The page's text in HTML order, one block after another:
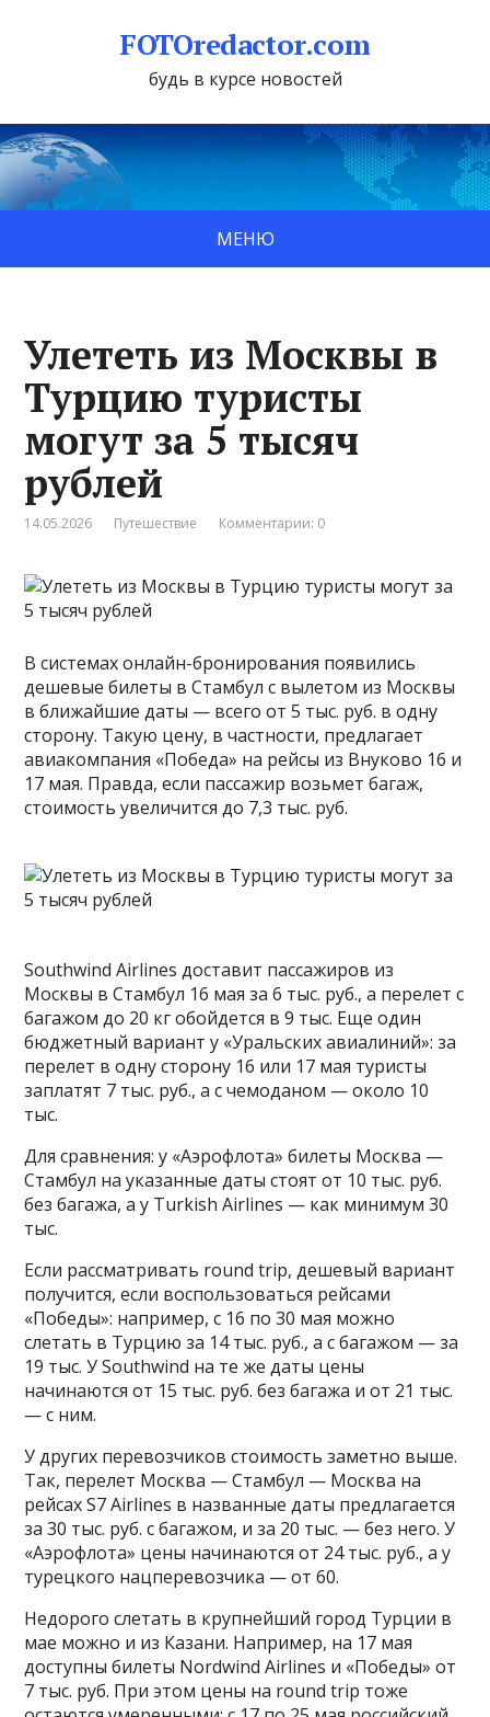
FOTOredactor.com
будь в курсе новостей
МЕНЮ
Улететь из Москвы в
Турцию туристы
могут за 5 тысяч
рублей
14.05.2026 Путешествие Комментарии: 0
В системах онлайн-бронирования появились
дешевые билеты в Стамбул с вылетом из Москвы
в ближайшие даты — всего от 5 тыс. руб. в одну
сторону. Такую цену, в частности, предлагает
авиакомпания «Победа» на рейсы из Внуково 16 и
17 мая. Правда, если пассажир возьмет багаж,
стоимость увеличится до 7,3 тыс. руб.
Southwind Airlines доставит пассажиров из
Москвы в Стамбул 16 мая за 6 тыс. руб., а перелет с
багажом до 20 кг обойдется в 9 тыс. Еще один
бюджетный вариант у «Уральских авиалиний»: за
перелет в одну сторону 16 или 17 мая туристы
заплатят 7 тыс. руб., а с чемоданом — около 10
тыс.
Для сравнения: у «Аэрофлота» билеты Москва —
Стамбул на указанные даты стоят от 10 тыс. руб.
без багажа, а у Turkish Airlines — как минимум 30
тыс.
Если рассматривать round trip, дешевый вариант
получится, если воспользоваться рейсами
«Победы»: например, с 16 по 30 мая можно
слетать в Турцию за 14 тыс. руб., а с багажом — за
19 тыс. У Southwind на те же даты цены
начинаются от 15 тыс. руб. без багажа и от 21 тыс.
— с ним.
У других перевозчиков стоимость заметно выше.
Так, перелет Москва — Стамбул — Москва на
рейсах S7 Airlines в названные даты предлагается
за 30 тыс. руб. с багажом, и за 20 тыс. — без него. У
«Аэрофлота» цены начинаются от 24 тыс. руб., а у
турецкого нацперевозчика — от 60.
Недорого слетать в крупнейший город Турции в
мае можно и из Казани. Например, на 17 мая
доступны билеты Nordwind Airlines и «Победы» от
7 тыс. руб. При этом цены на round trip тоже